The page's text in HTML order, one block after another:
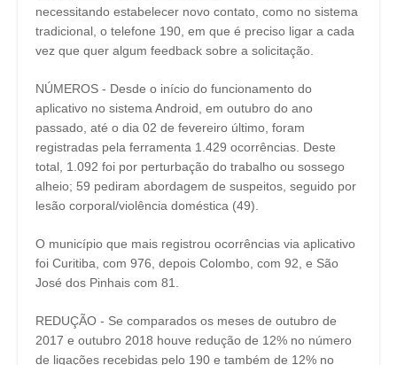
necessitando estabelecer novo contato, como no sistema
tradicional, o telefone 190, em que é preciso ligar a cada
vez que quer algum feedback sobre a solicitação.
NÚMEROS - Desde o início do funcionamento do
aplicativo no sistema Android, em outubro do ano
passado, até o dia 02 de fevereiro último, foram
registradas pela ferramenta 1.429 ocorrências. Deste
total, 1.092 foi por perturbação do trabalho ou sossego
alheio; 59 pediram abordagem de suspeitos, seguido por
lesão corporal/violência doméstica (49).
O município que mais registrou ocorrências via aplicativo
foi Curitiba, com 976, depois Colombo, com 92, e São
José dos Pinhais com 81.
REDUÇÃO - Se comparados os meses de outubro de
2017 e outubro 2018 houve redução de 12% no número
de ligações recebidas pelo 190 e também de 12% no